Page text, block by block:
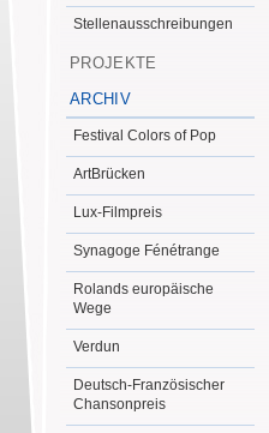
Stellenausschreibungen
PROJEKTE
ARCHIV
Festival Colors of Pop
ArtBrücken
Lux-Filmpreis
Synagoge Fénétrange
Rolands europäische
Wege
Verdun
Deutsch-Französischer
Chansonpreis